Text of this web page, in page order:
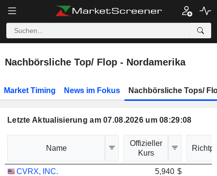
Nachbörsliche Top/ Flop - Nordamerika
Market Timing News im Fokus Nachbörsliche Tops/
Letzte Aktualisierung am 07.08.2026 um 08:29:08
Name
Offizieller
Kurs
CVRX, INC. 5,940 $